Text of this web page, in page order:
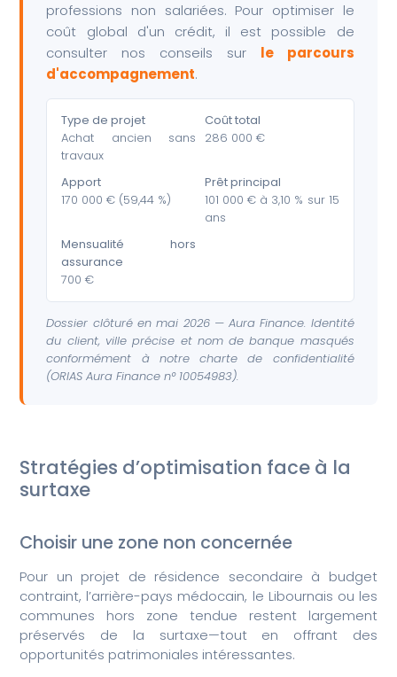
professions non salariées. Pour optimiser le
coût global d'un crédit, il est possible de
consulter nos conseils sur le parcours
d'accompagnement.
Type de projet
Achat ancien sans
travaux
Coût total
286 000 €
Apport
170 000 € (59,44 %)
Prêt principal
101 000 € à 3,10 % sur 15
ans
Mensualité hors
assurance
700 €
Dossier clôturé en mai 2026 — Aura Finance. Identité
du client, ville précise et nom de banque masqués
conformément à notre charte de confidentialité
(ORIAS Aura Finance n° 10054983).
Stratégies d’optimisation face à la
surtaxe
Choisir une zone non concernée
Pour un projet de résidence secondaire à budget
contraint, l’arrière-pays médocain, le Libournais ou les
communes hors zone tendue restent largement
préservés de la surtaxe—tout en offrant des
opportunités patrimoniales intéressantes.